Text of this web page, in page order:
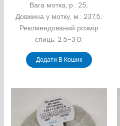
Вага мотка, р.: 25;
Довжина у мотку, м.: 237,5;
Рекомендований розмір
спиць: 2.5-3.0;
Додати В Кошик